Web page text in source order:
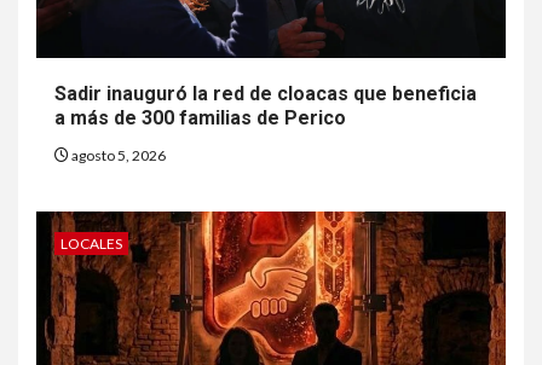
Sadir inauguró la red de cloacas que beneficia
a más de 300 familias de Perico
agosto 5, 2026
LOCALES